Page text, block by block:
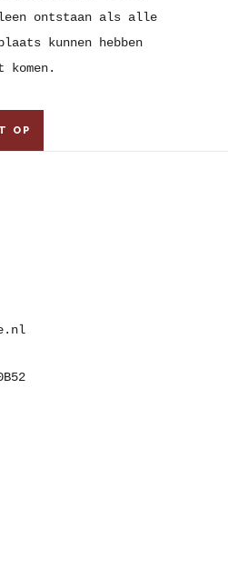
ontstaan als alle
kunnen hebben
OP